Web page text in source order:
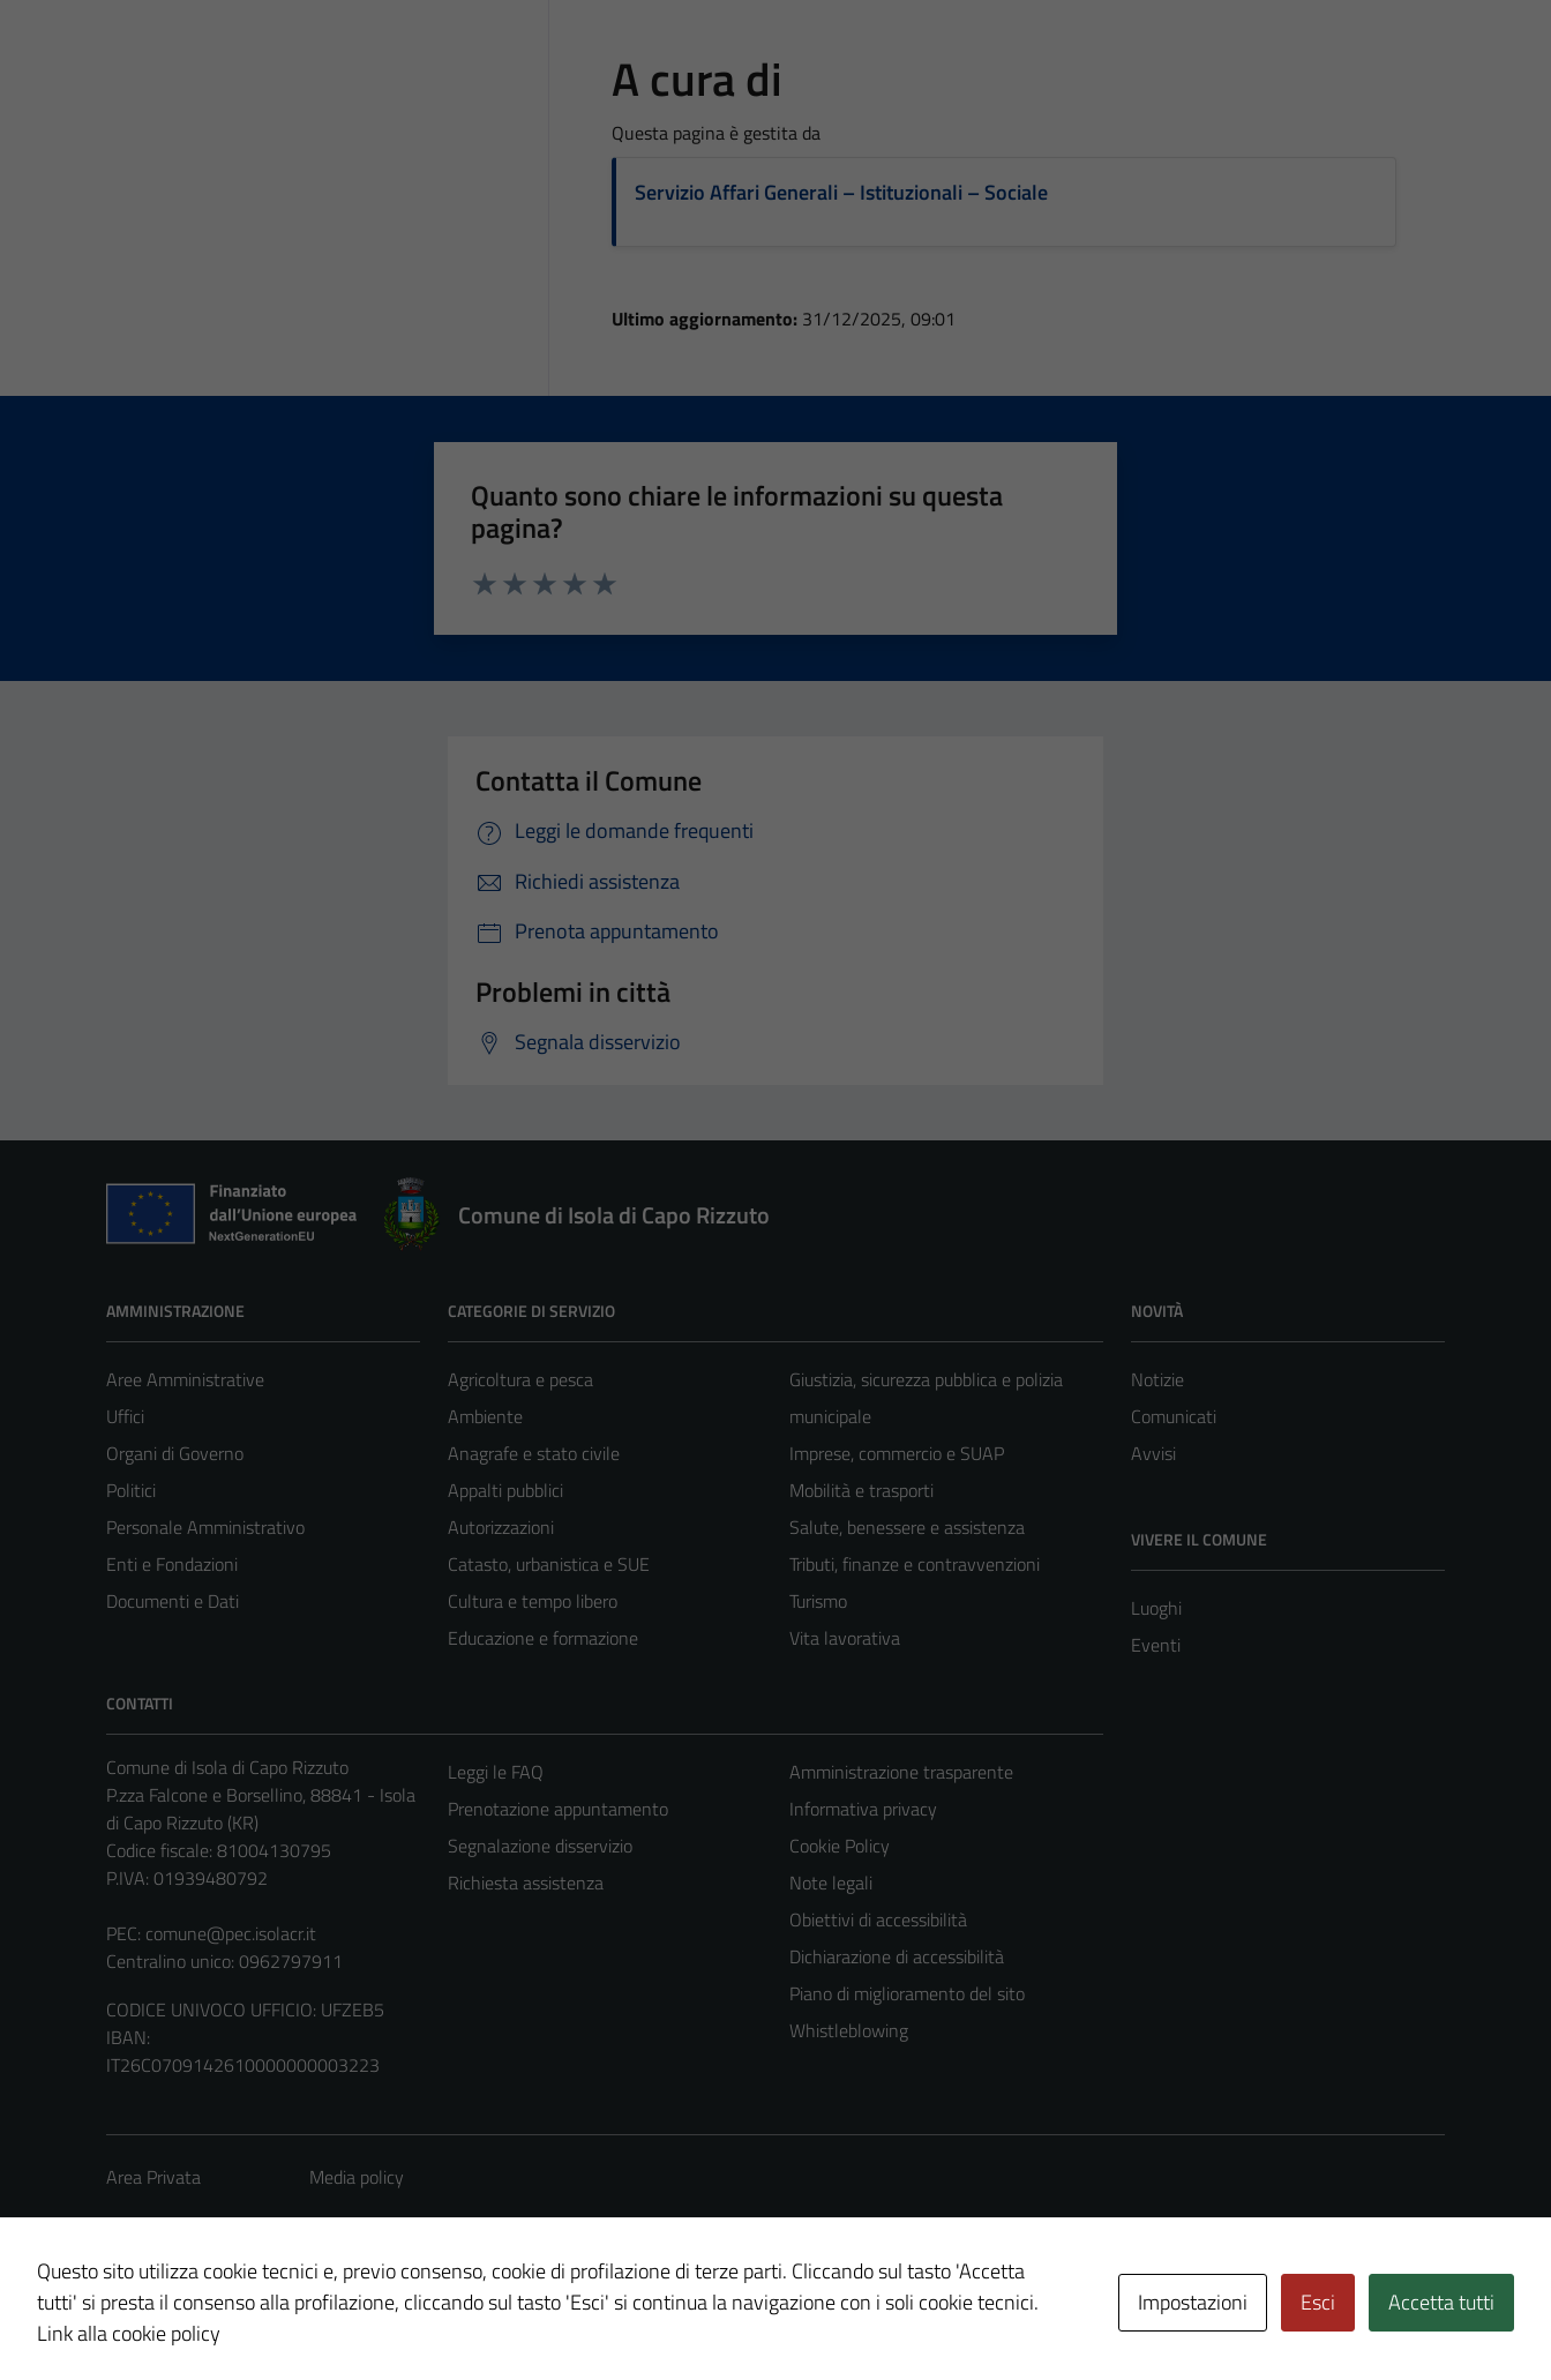
A cura di
Questa pagina è gestita da
Servizio Affari Generali – Istituzionali – Sociale
Ultimo aggiornamento: 31/12/2025, 09:01
Quanto sono chiare le informazioni su questa
pagina?
Contatta il Comune
Leggi le domande frequenti
Richiedi assistenza
Prenota appuntamento
Problemi in città
Segnala disservizio
Comune di Isola di Capo Rizzuto
AMMINISTRAZIONE
Aree Amministrative
Uffici
Organi di Governo
Politici
Personale Amministrativo
Enti e Fondazioni
Documenti e Dati
CATEGORIE DI SERVIZIO
Agricoltura e pesca
Ambiente
Anagrafe e stato civile
Appalti pubblici
Autorizzazioni
Catasto, urbanistica e SUE
Cultura e tempo libero
Educazione e formazione
Giustizia, sicurezza pubblica e polizia
municipale
Imprese, commercio e SUAP
Mobilità e trasporti
Salute, benessere e assistenza
Tributi, finanze e contravvenzioni
Turismo
Vita lavorativa
NOVITÀ
Notizie
Comunicati
Avvisi
VIVERE IL COMUNE
Luoghi
Eventi
CONTATTI
Comune di Isola di Capo Rizzuto
P.zza Falcone e Borsellino, 88841 - Isola
di Capo Rizzuto (KR)
Codice fiscale: 81004130795
P.IVA: 01939480792
PEC: comune@pec.isolacr.it
Centralino unico: 0962797911
CODICE UNIVOCO UFFICIO: UFZEB5
IBAN:
IT26C0709142610000000003223
Leggi le FAQ
Prenotazione appuntamento
Segnalazione disservizio
Richiesta assistenza
Amministrazione trasparente
Informativa privacy
Cookie Policy
Note legali
Obiettivi di accessibilità
Dichiarazione di accessibilità
Piano di miglioramento del sito
Whistleblowing
Area Privata Media policy
Credits: © Technical Design s.r.l.
Questo sito utilizza cookie tecnici e, previo consenso, cookie di profilazione di terze parti. Cliccando sul tasto 'Accetta
tutti' si presta il consenso alla profilazione, cliccando sul tasto 'Esci' si continua la navigazione con i soli cookie tecnici.
Link alla cookie policy
Impostazioni Esci Accetta tutti
Tecnici